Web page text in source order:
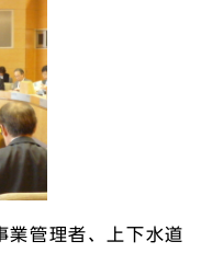
業管理者、上下水道